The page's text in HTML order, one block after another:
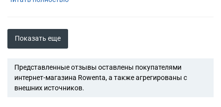
Показать еще
Представленные отзывы оставлены покупателями
интернет-магазина Rowenta, а также агрегированы с
внешних источников.